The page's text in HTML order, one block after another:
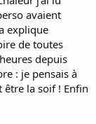
bravo !
mes seins se
en lui disant
en place alors !
avaient
explique
de toutes
depuis
: je pensais à
la soif ! Enfin